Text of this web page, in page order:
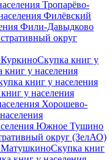
Тропарёво-
Филёвский
Фили-Давыдково
округ
Скупка книг у
книг у населения
книг у населения
у населения
Хорошево-
Южное Тушино
округ (ЗелАО)
МатушкиноСкупка книг